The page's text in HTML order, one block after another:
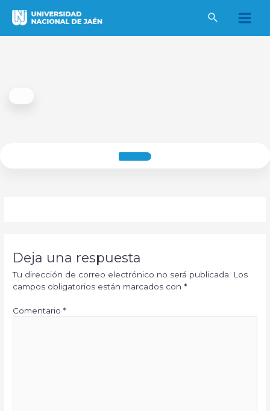
Main
Deja una respuesta
Tu dirección de correo electrónico no será publicada.
Los
campos obligatorios están marcados con*
Comentario*